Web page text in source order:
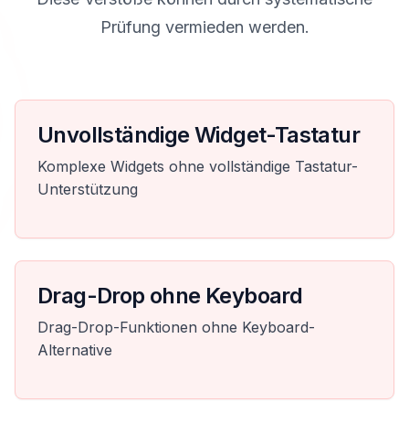
Prüfung vermieden werden.
Unvollständige Widget-Tastatur
Komplexe Widgets ohne vollständige Tastatur-
Unterstützung
Drag-Drop ohne Keyboard
Drag-Drop-Funktionen ohne Keyboard-
Alternative